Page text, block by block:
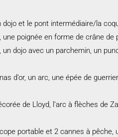
et le pont intermédiaire/la
poignée en forme de crâne
dojo avec un parchemin, un
d’or, un arc, une épée de
de Lloyd, l’arc à flèches de
portable et 2 cannes à